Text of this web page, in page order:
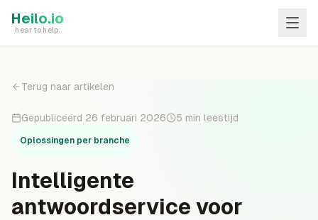
Heilo.io
hear to help.
Terug naar artikelen
Gepubliceerd 26 februari 2026 5 min leestijd
Oplossingen per branche
Intelligente
antwoordservice voor